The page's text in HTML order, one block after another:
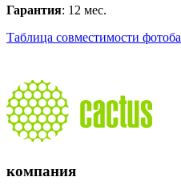
Гарантия: 12 мес.
Таблица совместимости
компания